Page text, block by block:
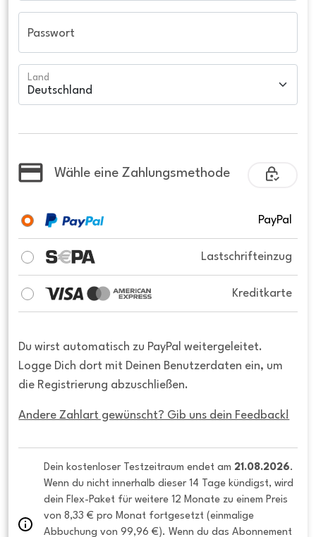
Passwort
Land
Wähle eine Zahlungsmethode
PayPal
Lastschrifteinzug
Kreditkarte
Du wirst automatisch zu PayPal weitergeleitet.
Logge Dich dort mit Deinen Benutzerdaten ein, um
die Registrierung abzuschließen.
Andere Zahlart gewünscht? Gib uns dein Feedback!
Dein kostenloser Testzeitraum endet am 21.08.2026.
Wenn du nicht innerhalb dieser 14 Tage kündigst, wird
dein Flex-Paket für weitere 12 Monate zu einem Preis
von 8,33 € pro Monat fortgesetzt (einmalige
Abbuchung von 99,96 €). Wenn du das Abonnement